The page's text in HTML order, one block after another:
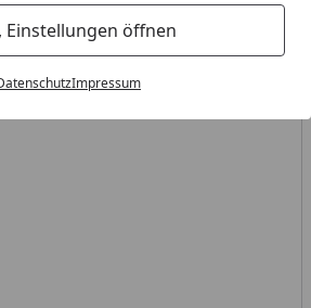
Einstellungen öffnen
Impressum